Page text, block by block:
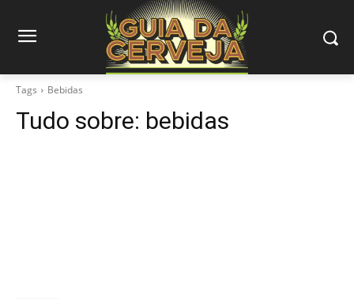
Tags Bebidas
Tudo sobre: bebidas